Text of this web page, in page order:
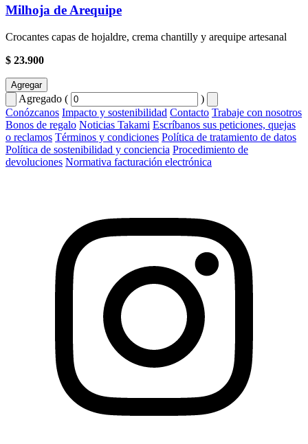
Milhoja de Arequipe
Crocantes capas de hojaldre, crema chantilly y arequipe artesanal
$ 23.900
Agregar
Agregado (
)
Conózcanos Impacto y sostenibilidad Contacto Trabaje con nosotros
Bonos de regalo Noticias Takami Escríbanos sus peticiones, quejas
o reclamos Términos y condiciones Política de tratamiento de datos
Política de sostenibilidad y conciencia Procedimiento de
devoluciones Normativa facturación electrónica